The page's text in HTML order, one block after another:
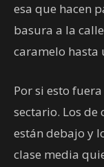
esa que hacen
basura a la
caramelo hasta
Por si esto
sectario. Los de
están debajo y
clase media